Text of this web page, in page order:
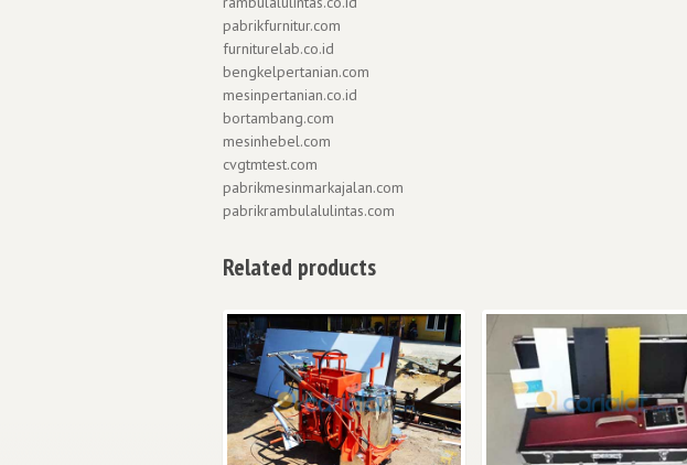
pabrikfurnitur.com
furniturelab.co.id
bengkelpertanian.com
mesinpertanian.co.id
bortambang.com
mesinhebel.com
cvgtmtest.com
pabrikmesinmarkajalan.com
pabrikrambulalulintas.com
Related products